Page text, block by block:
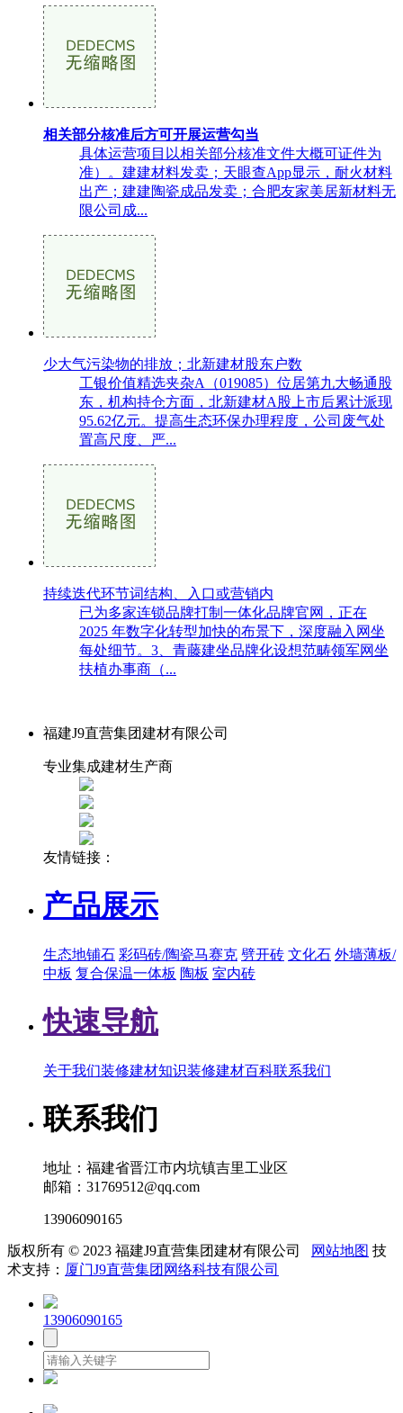
相关部分核准后方可开展运营勾当
具体运营项目以相关部分核准文件大概可证件为
准）。建建材料发卖；天眼查App显示，耐火材料
出产；建建陶瓷成品发卖；合肥友家美居新材料无
限公司成...
少大气污染物的排放；北新建材股东户数
工银价值精选夹杂A（019085）位居第九大畅通股
东，机构持仓方面，北新建材A股上市后累计派现
95.62亿元。提高生态环保办理程度，公司废气处
置高尺度、严...
持续迭代环节词结构、入口或营销内
已为多家连锁品牌打制一体化品牌官网，正在
2025 年数字化转型加快的布景下，深度融入网坐
每处细节。3、青藤建坐品牌化设想范畴领军网坐
扶植办事商（...
福建J9直营集团建材有限公司
专业集成建材生产商
友情链接：
产品展示
生态地铺石 彩码砖/陶瓷马赛克 劈开砖 文化石 外墙薄板/
中板 复合保温一体板 陶板 室内砖
快速导航
关于我们装修建材知识装修建材百科联系我们
联系我们
地址：福建省晋江市内坑镇吉里工业区
邮箱：31769512@qq.com
13906090165
版权所有 © 2023 福建J9直营集团建材有限公司 网站地图 技
术支持： 厦门J9直营集团网络科技有限公司
13906090165